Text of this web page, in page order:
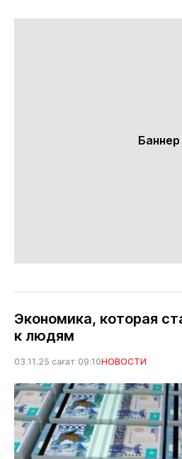
Баннер
Экономика, которая
к людям
03.11.25 сағат 09:10НОВОСТИ